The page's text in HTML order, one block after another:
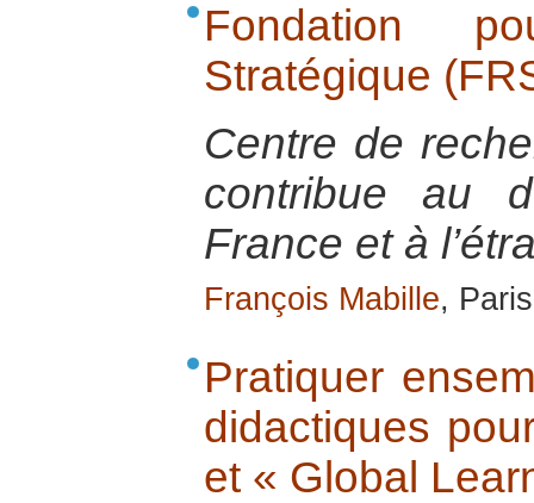
Fondation
Stratégique
Centre de
contribue au
France et à
François Mabille,
Pratiquer
didactiques
et « Global